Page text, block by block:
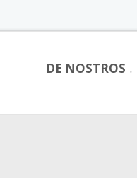
DE NOSTROS